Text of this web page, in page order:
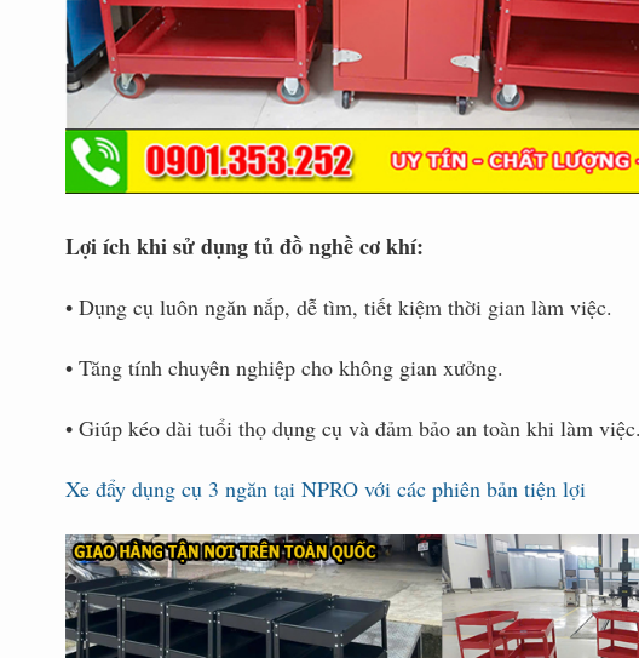
Lợi ích khi sử dụng tủ đồ nghề cơ khí:
• Dụng cụ luôn ngăn nắp, dễ tìm, tiết kiệm thời gian làm việc.
• Tăng tính chuyên nghiệp cho không gian xưởng.
• Giúp kéo dài tuổi thọ dụng cụ và đảm bảo an toàn khi làm việc.
Xe đẩy dụng cụ 3 ngăn tại NPRO với các phiên bản tiện lợi